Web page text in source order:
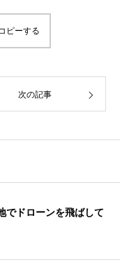
ピーする
次の記事
でドローンを飛ばして